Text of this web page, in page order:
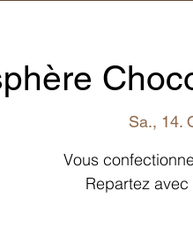
Sa., 14.
Vous
Repartez